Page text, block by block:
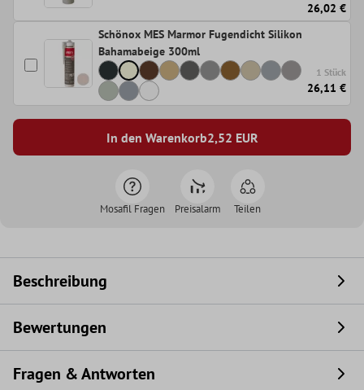
26,02 €
Schönox MES Marmor Fugendicht Silikon
Bahamabeige 300ml
1 Stück
26,11 €
In den Warenkorb2,52 EUR
Mosafil Fragen Preisalarm Teilen
Beschreibung
Bewertungen
Fragen & Antworten